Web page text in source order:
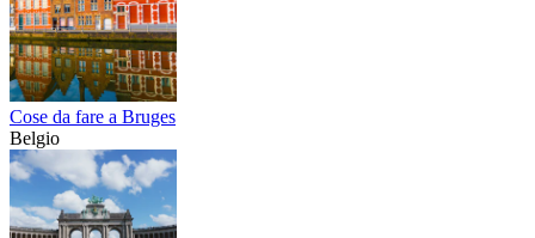
Cose da fare a Bruges
Belgio